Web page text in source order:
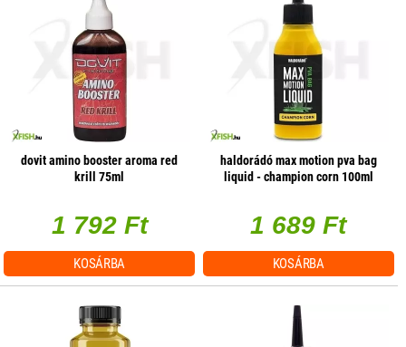
dovit amino booster aroma red
krill 75ml
1 792 Ft
KOSÁRBA
haldorádó max motion pva bag
liquid - champion corn 100ml
1 689 Ft
KOSÁRBA